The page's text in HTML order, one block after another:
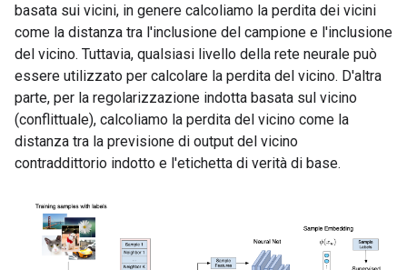
basata sui vicini, in genere calcoliamo la perdita dei vicini
come la distanza tra l'inclusione del campione e l'inclusione
del vicino. Tuttavia, qualsiasi livello della rete neurale può
essere utilizzato per calcolare la perdita del vicino. D'altra
parte, per la regolarizzazione indotta basata sul vicino
(conflittuale), calcoliamo la perdita del vicino come la
distanza tra la previsione di output del vicino
contraddittorio indotto e l'etichetta di verità di base.